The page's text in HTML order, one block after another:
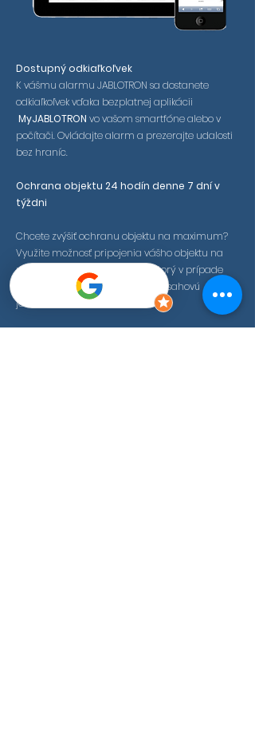
Dostupný odkiaľkoľvek
K vášmu alarmu JABLOTRON sa dostanete
odkiaľkoľvek vďaka bezplatnej aplikácii
MyJABLOTRON vo vašom smartfóne alebo v
počítači. Ovládajte alarm a prezerajte udalosti
bez hraníc.
Ochrana objektu 24 hodín denne 7 dní v
týždni
Chcete zvýšiť ochranu objektu na maximum?
Využite možnosť pripojenia vášho objektu na
pult centralizovanej ochrany, ktorý v prípade
potreby môže okamžite vyslať zásahovú
jednotku.